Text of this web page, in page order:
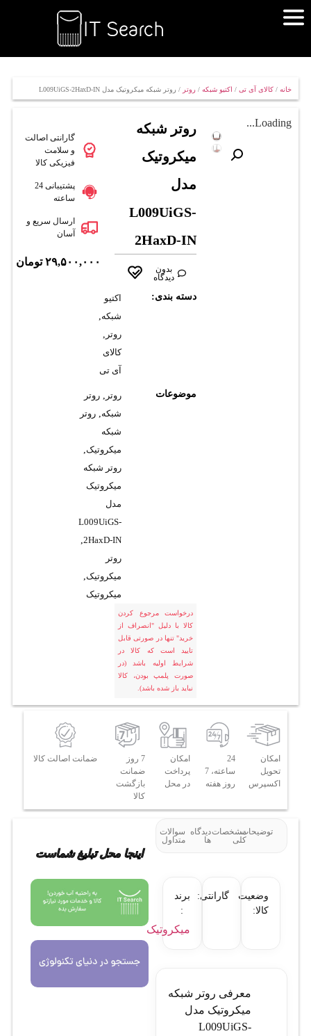
خانه/ کالای آی تی/ اکتیو شبکه/ روتر / روتر شبکه میکروتیک مدل L009UiGS-2HaxD-IN
Loading...
روتر شبکه
میکروتیک
مدل
L009UiGS-
2HaxD-IN
بدون
دیدگاه
دسته بندی:
اکتیو
شبکه,
روتر ,
کالای
آی تی
موضوعات روتر ,روتر
شبکه,روتر
شبکه
میکروتیک,
روتر شبکه
میکروتیک
مدل
L009UiGS-
2HaxD-IN
,
روتر
میکروتیک,
میکروتیک
درخواست مرجوع کردن
کالا با دلیل "انصراف از
خرید" تنها در صورتی قابل
تایید است که کالا در
شرایط اولیه باشد (در
صورت پلمپ بودن، کالا
نباید باز شده باشد).
گارانتی اصالت
و سلامت
فیزیکی کالا
پشتیبانی 24
ساعته
ارسال سریع و
آسان
۲۹,۵۰۰,۰۰۰ تومان
امکان
تحویل
اکسپرس
24
ساعته، 7
روز هفته
امکان
پرداخت
در محل
7 روز
ضمانت
بازگشت
کالا
ضمانت اصالت کالا
توضیحاتمشخصات
کلی
دیدگاه
ها
سوالات
متداول
وضعیت
کالا:
گارانتی:
برند
:
میکروتیک
معرفی روتر شبکه
میکروتیک مدل
L009UiGS-
اینجا محل تبلیغ شماست